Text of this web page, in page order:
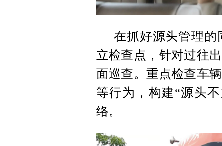
在抓好源头管理的
立检查点，针对过往
面巡查。重点检查车
等行为，构建“源头
络。